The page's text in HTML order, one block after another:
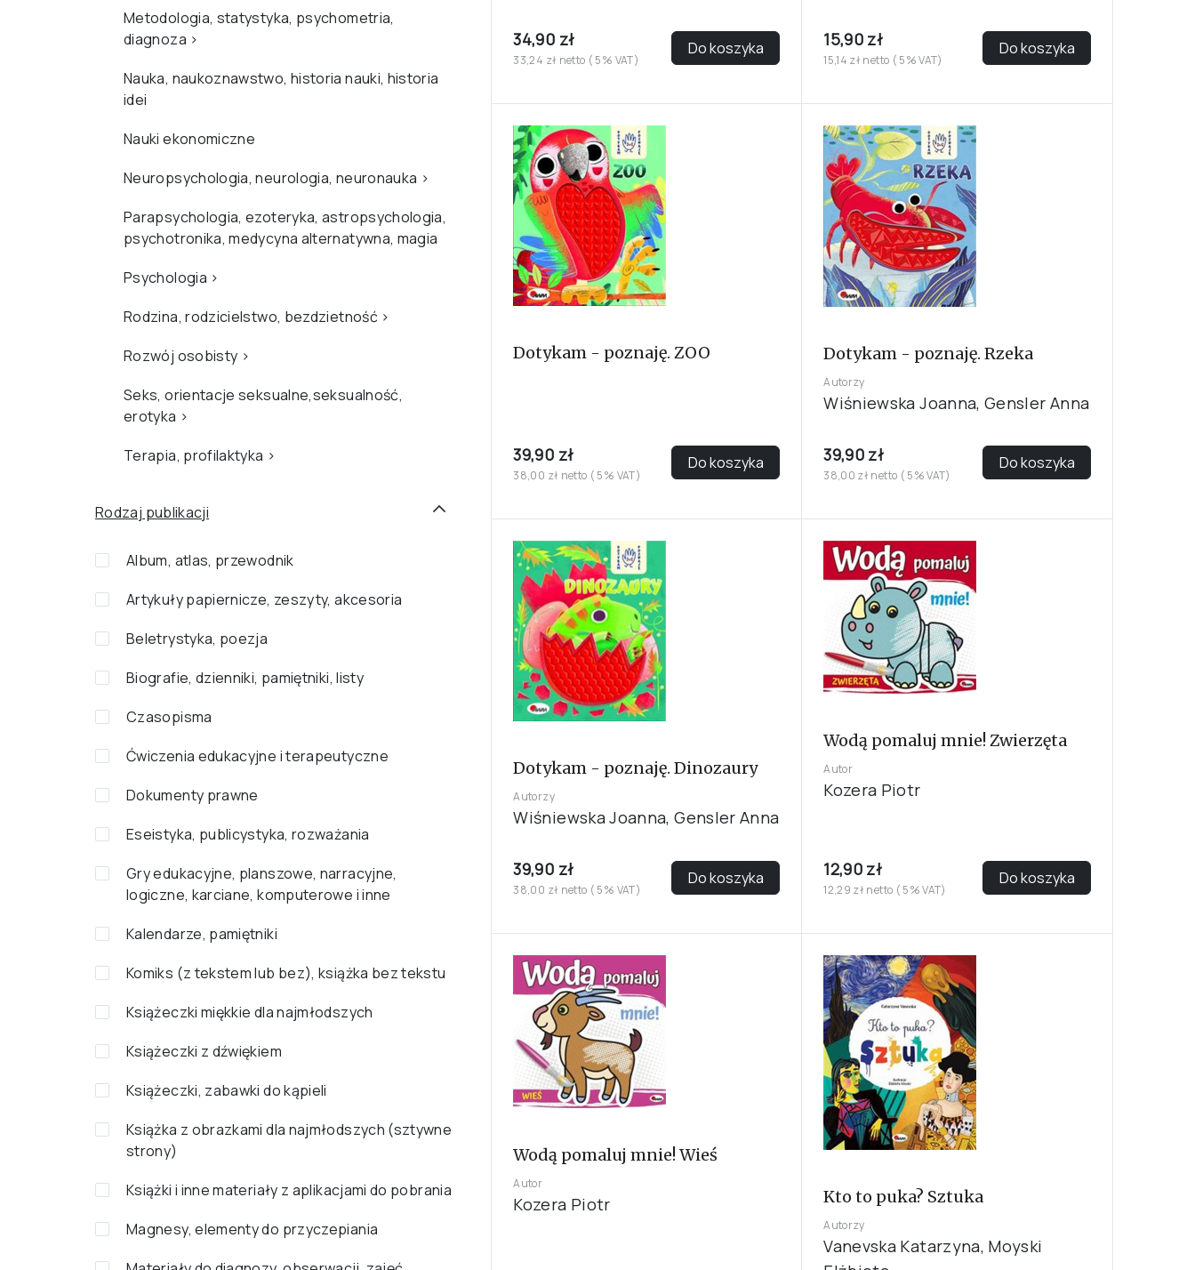
Metodologia, statystyka, psychometria,
diagnoza ›
Nauka, naukoznawstwo, historia nauki, historia
idei
Nauki ekonomiczne
Neuropsychologia, neurologia, neuronauka ›
Parapsychologia, ezoteryka, astropsychologia,
psychotronika, medycyna alternatywna, magia
Psychologia ›
Rodzina, rodzicielstwo, bezdzietność ›
Rozwój osobisty ›
Seks, orientacje seksualne,seksualność,
erotyka ›
Terapia, profilaktyka ›
Rodzaj publikacji
Album, atlas, przewodnik
Artykuły papiernicze, zeszyty, akcesoria
Beletrystyka, poezja
Biografie, dzienniki, pamiętniki, listy
Czasopisma
Ćwiczenia edukacyjne i terapeutyczne
Dokumenty prawne
Eseistyka, publicystyka, rozważania
Gry edukacyjne, planszowe, narracyjne,
logiczne, karciane, komputerowe i inne
Kalendarze, pamiętniki
Komiks (z tekstem lub bez), książka bez tekstu
Książeczki miękkie dla najmłodszych
Książeczki z dźwiękiem
Książeczki, zabawki do kąpieli
Książka z obrazkami dla najmłodszych (sztywne
strony)
Książki i inne materiały z aplikacjami do pobrania
Magnesy, elementy do przyczepiania
34,90 zł
33,24 zł netto ( 5% VAT)
Do koszyka 15,90 zł
15,14 zł netto ( 5% VAT)
Do koszyka
Dotykam - poznaję. ZOO
39,90 zł
38,00 zł netto ( 5% VAT)
Do koszyka
Dotykam - poznaję. Rzeka
Autorzy
Wiśniewska Joanna, Gensler Anna
39,90 zł
38,00 zł netto ( 5% VAT)
Do koszyka
Dotykam - poznaję. Dinozaury
Autorzy
Wiśniewska Joanna, Gensler Anna
39,90 zł
38,00 zł netto ( 5% VAT)
Do koszyka
Wodą pomaluj mnie! Zwierzęta
Autor
Kozera Piotr
12,90 zł
12,29 zł netto ( 5% VAT)
Do koszyka
Wodą pomaluj mnie! Wieś
Autor
Kozera Piotr Kto to puka? Sztuka
Autorzy
Vanevska Katarzyna, Moyski